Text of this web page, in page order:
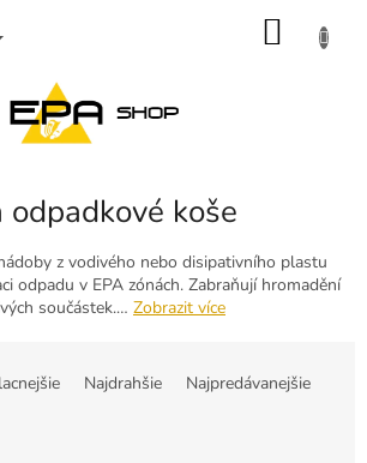
odpadkové koše
z vodivého nebo disipativního plastu
odpadu v EPA zónách. Zabraňují hromadění
součástek.… Zobrazit více
Najdrahšie Najpredávanejšie